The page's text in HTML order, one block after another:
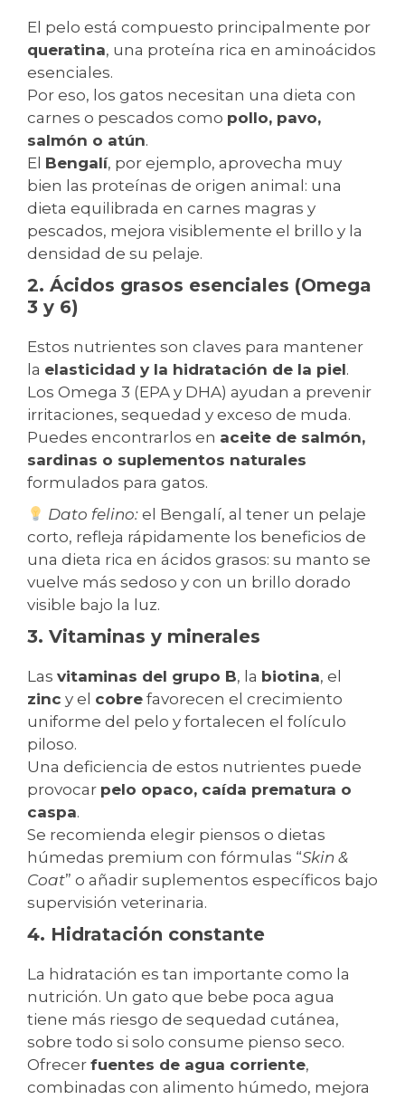
El pelo está compuesto principalmente por
queratina, una proteína rica en aminoácidos
esenciales.
Por eso, los gatos necesitan una dieta con
carnes o pescados como pollo, pavo,
salmón o atún.
El Bengalí, por ejemplo, aprovecha muy
bien las proteínas de origen animal: una
dieta equilibrada en carnes magras y
pescados, mejora visiblemente el brillo y la
densidad de su pelaje.
2. Ácidos grasos esenciales (Omega
3 y 6)
Estos nutrientes son claves para mantener
la elasticidad y la hidratación de la piel.
Los Omega 3 (EPA y DHA) ayudan a prevenir
irritaciones, sequedad y exceso de muda.
Puedes encontrarlos en aceite de salmón,
sardinas o suplementos naturales
formulados para gatos.
Dato felino: el Bengalí, al tener un pelaje
corto, refleja rápidamente los beneficios de
una dieta rica en ácidos grasos: su manto se
vuelve más sedoso y con un brillo dorado
visible bajo la luz.
3. Vitaminas y minerales
Las vitaminas del grupo B, la biotina, el
zinc y el cobre favorecen el crecimiento
uniforme del pelo y fortalecen el folículo
piloso.
Una deficiencia de estos nutrientes puede
provocar pelo opaco, caída prematura o
caspa.
Se recomienda elegir piensos o dietas
húmedas premium con fórmulas “Skin &
Coat” o añadir suplementos específicos bajo
supervisión veterinaria.
4. Hidratación constante
La hidratación es tan importante como la
nutrición. Un gato que bebe poca agua
tiene más riesgo de sequedad cutánea,
sobre todo si solo consume pienso seco.
Ofrecer fuentes de agua corriente,
combinadas con alimento húmedo, mejora